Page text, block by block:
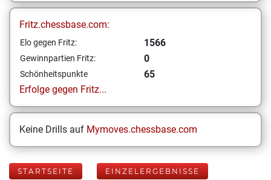
Fritz.chessbase.com:
Elo gegen Fritz: 1566
Gewinnpartien Fritz: 0
Schönheitspunkte
65
Erfolge gegen Fritz...
Keine Drills auf Mymoves.chessbase.com
STARTSEITE EINZELERGEBNISSE